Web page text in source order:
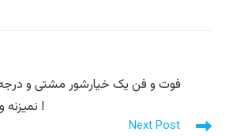
فوت و فن یک خیارشور مشتی و
نمیزنه و ترد و تر و تازم میمونه !
Next Post